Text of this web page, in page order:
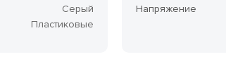
Серый
Пластиковые
Напряжение